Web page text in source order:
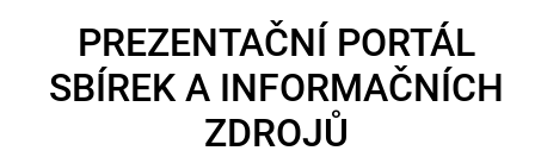
PREZENTAČNÍ PORTÁL
SBÍREK A INFORMAČNÍCH
ZDROJŮ